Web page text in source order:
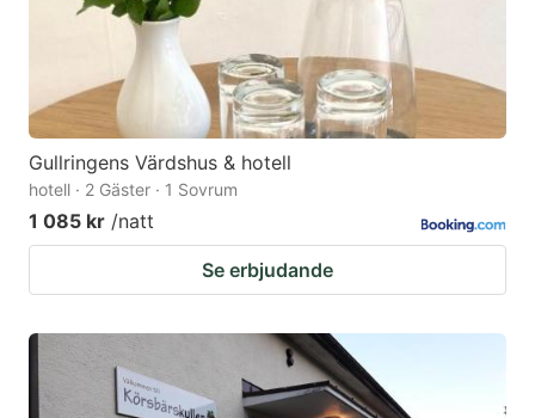
Gullringens Värdshus & hotell
hotell · 2 Gäster · 1 Sovrum
1 085 kr /natt
Se erbjudande